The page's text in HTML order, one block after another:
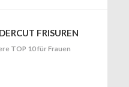
FRISUREN
TOP 10 für Frauen